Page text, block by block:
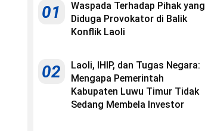
01
Waspada Terhadap Pihak yang
Diduga Provokator di Balik
Konflik Laoli
02
Laoli, IHIP, dan Tugas Negara:
Mengapa Pemerintah
Kabupaten Luwu Timur Tidak
Sedang Membela Investor